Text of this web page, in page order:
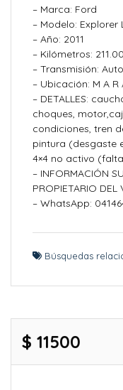
– Marca: Ford
– Modelo: Explorer
– Año: 2011
– Kilómetros:
– Transmisión:
– Ubicación: M A R
– DETALLES:
choques,
condiciones, tren
pintura (desgaste
4×4 no activo
– INFORMACIÓN
PROPIETARIO DEL
– WhatsApp:
Búsquedas
$ 11500